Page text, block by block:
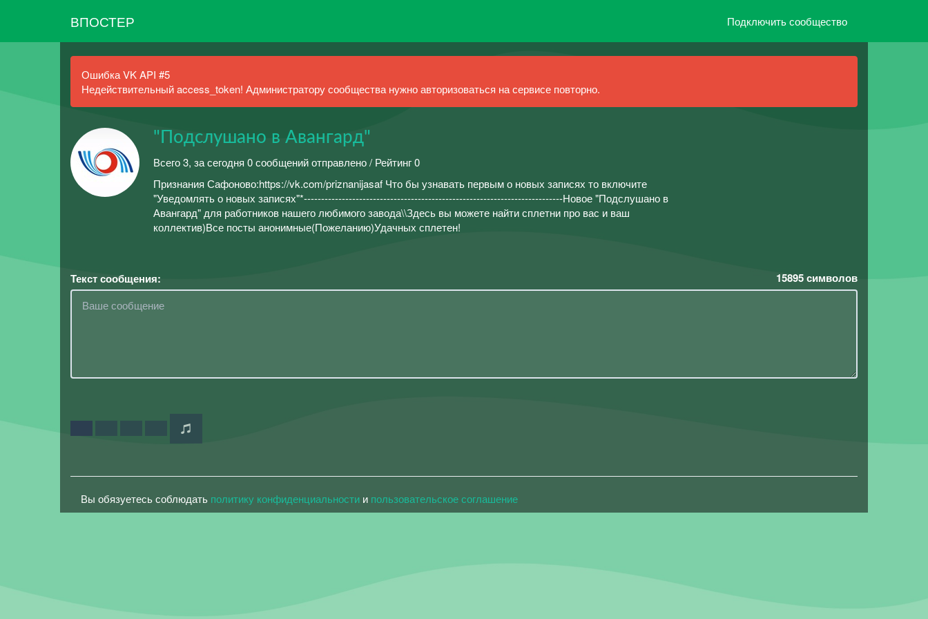
ВПОСТЕР Подключить сообщество
Ошибка VK API #5
Недействительный access_token! Администратору сообщества нужно авторизоваться на сервисе повторно.
"Подслушано в Авангард"
Всего 3, за сегодня 0 сообщений отправлено / Рейтинг 0
Признания Сафоново:https://vk.com/priznanijasaf Что бы узнавать первым о новых записях то включите
"Уведомлять о новых записях"*---------------------------------------------------------------------------Новое "Подслушано в
Авангард" для работников нашего любимого завода\\Здесь вы можете найти сплетни про вас и ваш
коллектив)Все посты анонимные(Пожеланию)Удачных сплетен!
Текст сообщения: 15895символов
Вы обязуетесь соблюдать политику конфиденциальности и пользовательское соглашение